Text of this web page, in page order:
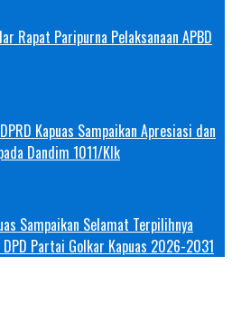
Rapat Paripurna Pelaksanaan APBD
Kapuas Sampaikan Apresiasi dan
Dandim 1011/Klk
Sampaikan Selamat Terpilihnya
Partai Golkar Kapuas 2026-2031